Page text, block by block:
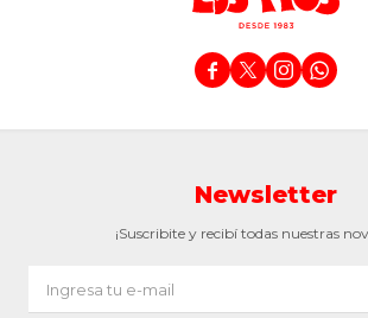
   
Newsletter
¡Suscribite y recibí todas nuestras